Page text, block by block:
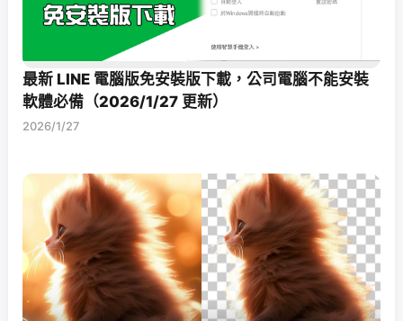
最新 LINE 電腦版免安裝版下載，公司電腦不能安裝
軟體必備（2026/1/27 更新）
2026/1/27